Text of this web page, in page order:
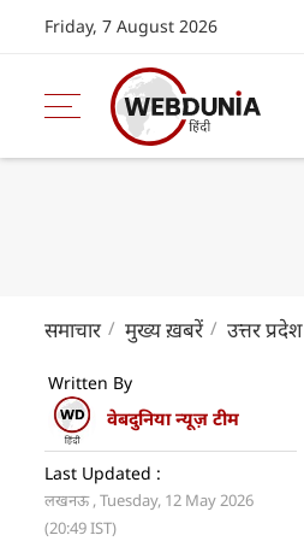
Friday, 7 August 2026
समाचार मुख्य ख़बरें उत्तर प्रदेश
Written By
वेबदुनिया न्यूज़ टीम
Last Updated :
लखनऊ , Tuesday, 12 May 2026
(20:49 IST)